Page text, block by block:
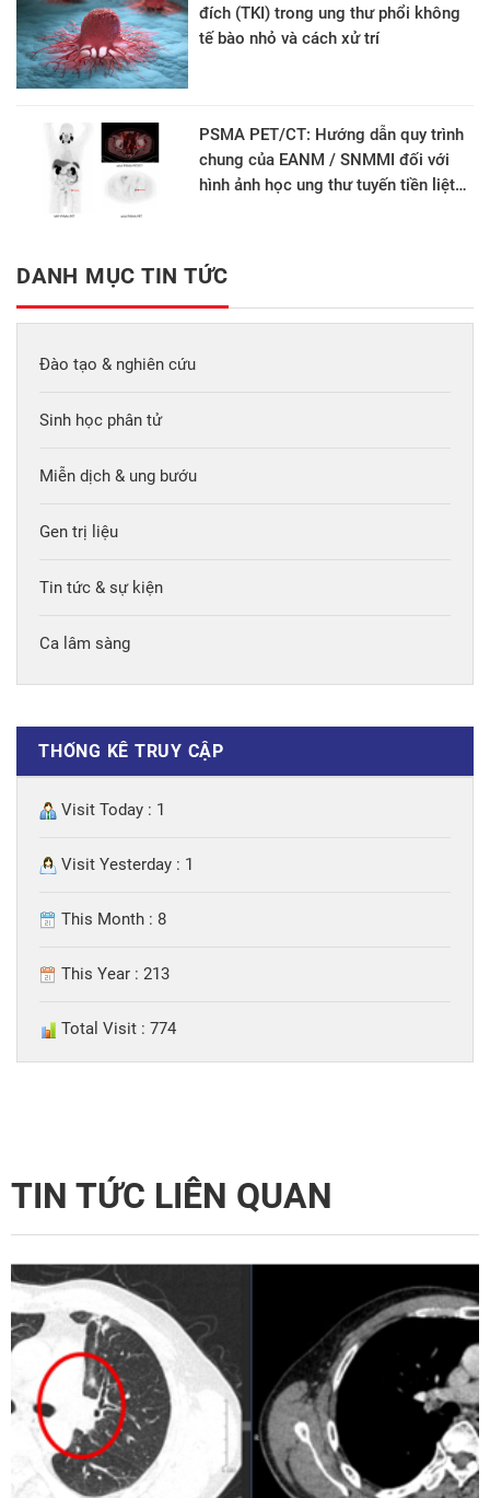
đích (TKI) trong ung thư phổi không
tế bào nhỏ và cách xử trí
PSMA PET/CT: Hướng dẫn quy trình
chung của EANM / SNMMI đối với
hình ảnh học ung thư tuyến tiền liệt
DANH MỤC TIN TỨC
Đào tạo & nghiên cứu
Sinh học phân tử
Miễn dịch & ung bướu
Gen trị liệu
Tin tức & sự kiện
Ca lâm sàng
THỐNG KÊ TRUY CẬP
Visit Today : 1
Visit Yesterday : 1
This Month : 8
This Year : 213
Total Visit : 774
TIN TỨC LIÊN QUAN